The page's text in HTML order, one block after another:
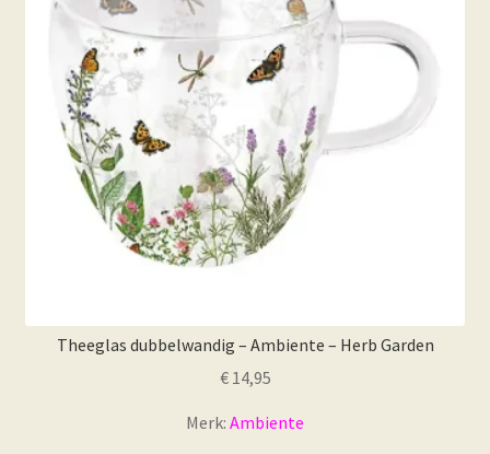
Theeglas dubbelwandig – Ambiente – Herb Garden
€14,95
Merk: Ambiente